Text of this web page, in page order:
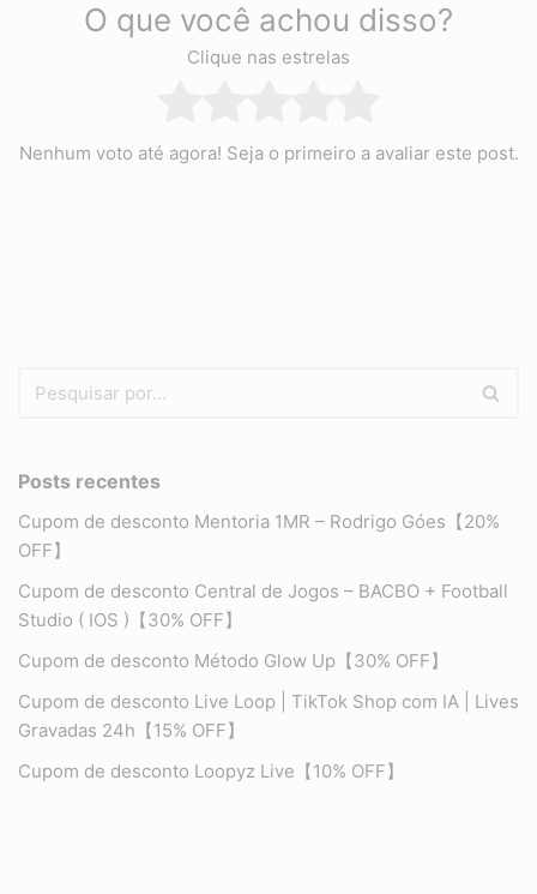
O que você achou disso?
Clique nas estrelas
Nenhum voto até agora! Seja o primeiro a avaliar este post.
Posts recentes
Cupom de desconto Mentoria 1MR – Rodrigo Góes【20%
OFF】
Cupom de desconto Central de Jogos – BACBO + Football
Studio ( IOS )【30% OFF】
Cupom de desconto Método Glow Up【30% OFF】
Cupom de desconto Live Loop | TikTok Shop com IA | Lives
Gravadas 24h【15% OFF】
Cupom de desconto Loopyz Live【10% OFF】